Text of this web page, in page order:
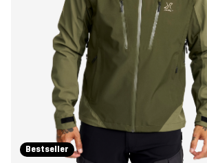
Bestseller